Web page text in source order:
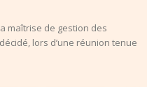
maîtrise de gestion des
lors d’une réunion tenue